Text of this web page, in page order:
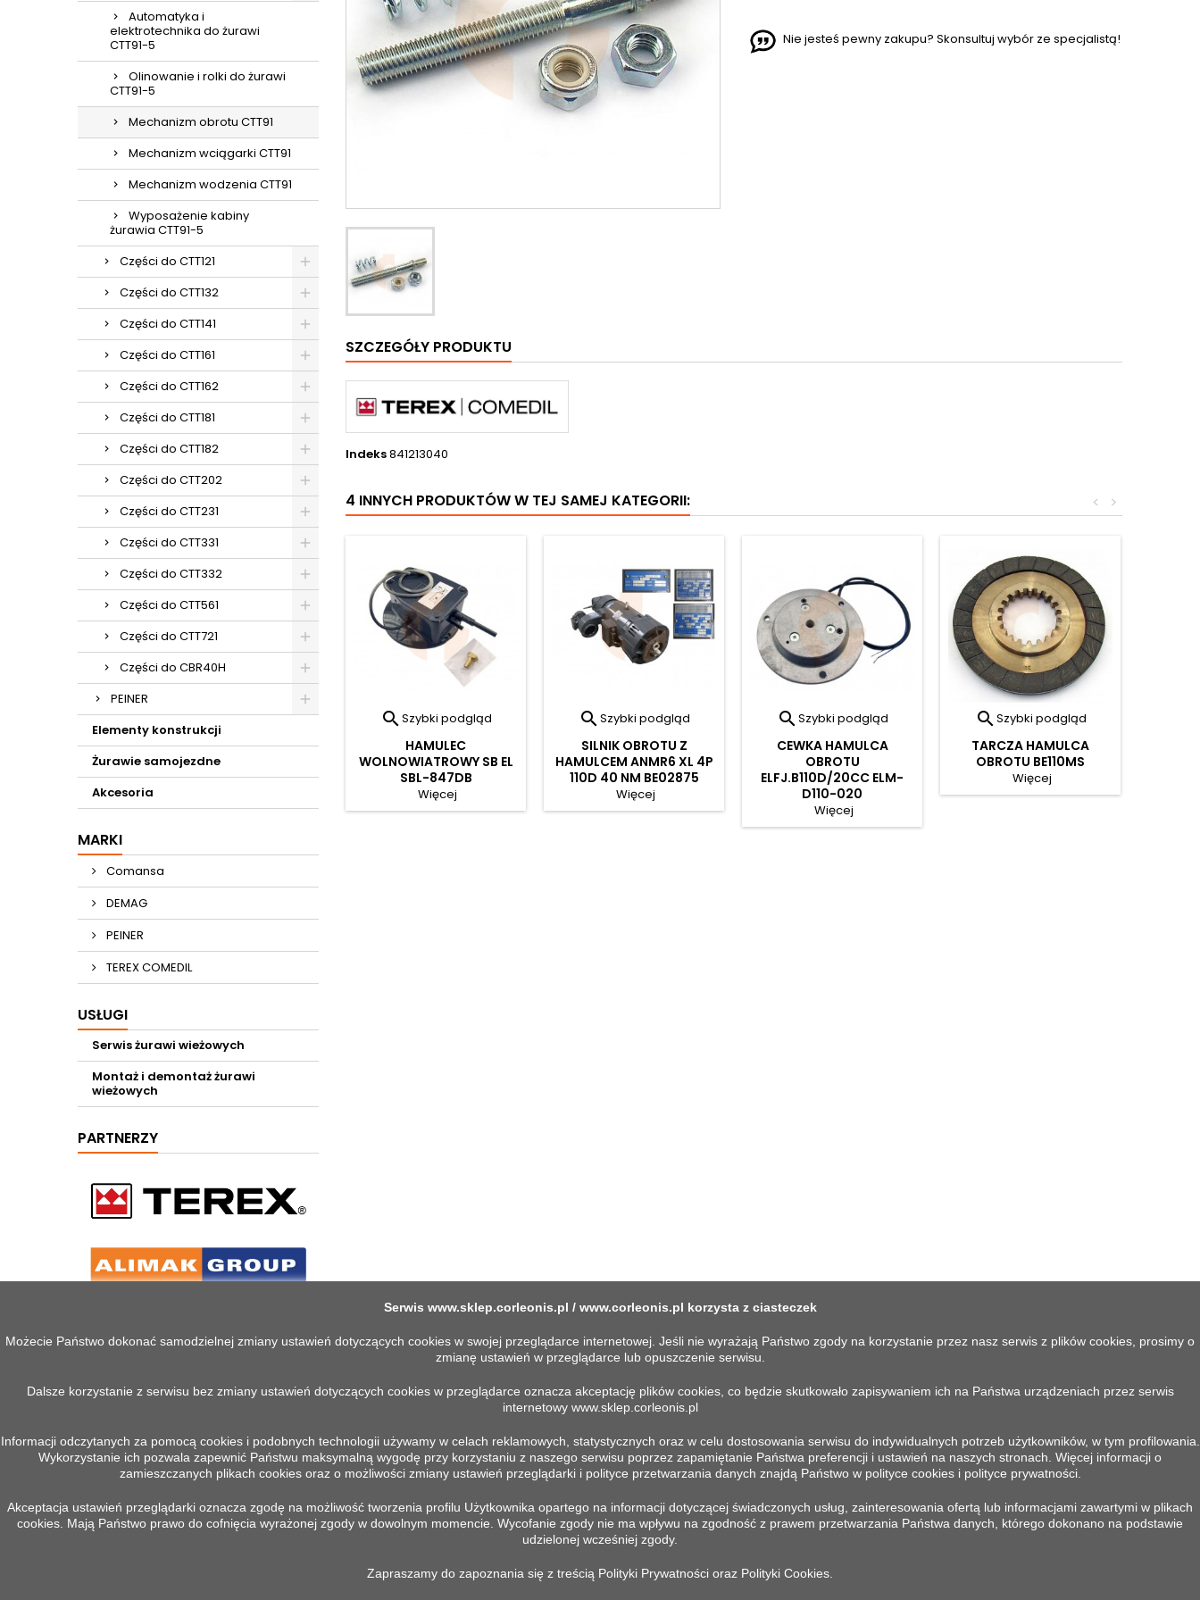
Automatyka i
elektrotechnika do żurawi
CTT91-5
Olinowanie i rolki do żurawi
CTT91-5
Mechanizm obrotu CTT91
Mechanizm wciągarki CTT91
Mechanizm wodzenia CTT91
Wyposażenie kabiny
żurawia CTT91-5
Części do CTT121
Części do CTT132
Części do CTT141
Części do CTT161
Części do CTT162
Części do CTT181
Części do CTT182
Części do CTT202
Części do CTT231
Części do CTT331
Części do CTT332
Części do CTT561
Części do CTT721
Części do CBR40H
PEINER
Elementy konstrukcji
Żurawie samojezdne
Akcesoria
MARKI
Comansa
DEMAG
PEINER
TEREX COMEDIL
USŁUGI
Serwis żurawi wieżowych
Montaż i demontaż żurawi
wieżowych
PARTNERZY
Nie jesteś pewny zakupu? Skonsultuj wybór ze specjalistą!
SZCZEGÓŁY PRODUKTU
Indeks841213040
4 INNYCH PRODUKTÓW W TEJ SAMEJ KATEGORII: >
<
Szybki podgląd
HAMULEC
WOLNOWIATROWY SB EL
SBL-847DB
Więcej
Szybki podgląd
SILNIK OBROTU Z
HAMULCEM ANMR6 XL 4P
110D 40 NM BE02875
Więcej
Szybki podgląd
CEWKA HAMULCA
OBROTU
ELFJ.B110D/20CC ELM-
D110-020
Więcej
Szybki podgląd
TARCZA HAMULCA
OBROTU BE110MS
Więcej
PRODUKTY
Promocje
Nowe produkty
INFORMACJE
Polityka Prywatności
RODO
TWOJE KONTO
Moje konto
KONTAKT
Corleonis S.A.
Serwis www.sklep.corleonis.pl / www.corleonis.pl korzysta z ciasteczek
Możecie Państwo dokonać samodzielnej zmiany ustawień dotyczących cookies w swojej przeglądarce internetowej. Jeśli nie wyrażają Państwo zgody na korzystanie przez nasz serwis z plików cookies, prosimy o
zmianę ustawień w przeglądarce lub opuszczenie serwisu.
Dalsze korzystanie z serwisu bez zmiany ustawień dotyczących cookies w przeglądarce oznacza akceptację plików cookies, co będzie skutkowało zapisywaniem ich na Państwa urządzeniach przez serwis
internetowy www.sklep.corleonis.pl
Informacji odczytanych za pomocą cookies i podobnych technologii używamy w celach reklamowych, statystycznych oraz w celu dostosowania serwisu do indywidualnych potrzeb użytkowników, w tym profilowania.
Wykorzystanie ich pozwala zapewnić Państwu maksymalną wygodę przy korzystaniu z naszego serwisu poprzez zapamiętanie Państwa preferencji i ustawień na naszych stronach. Więcej informacji o
zamieszczanych plikach cookies oraz o możliwości zmiany ustawień przeglądarki i polityce przetwarzania danych znajdą Państwo w polityce cookies i polityce prywatności.
Akceptacja ustawień przeglądarki oznacza zgodę na możliwość tworzenia profilu Użytkownika opartego na informacji dotyczącej świadczonych usług, zainteresowania ofertą lub informacjami zawartymi w plikach
cookies. Mają Państwo prawo do cofnięcia wyrażonej zgody w dowolnym momencie. Wycofanie zgody nie ma wpływu na zgodność z prawem przetwarzania Państwa danych, którego dokonano na podstawie
udzielonej wcześniej zgody.
Zapraszamy do zapoznania się z treścią Polityki Prywatności oraz Polityki Cookies.